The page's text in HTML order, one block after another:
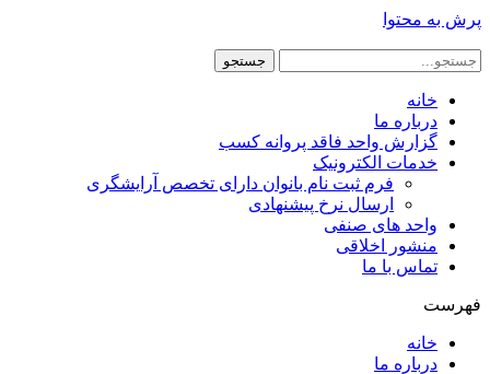
پرش به محتوا
جستجو
خانه
درباره ما
گزارش واحد فاقد پروانه کسب
خدمات الکترونیک
فرم ثبت نام بانوان دارای تخصص آرایشگری
ارسال نرخ پیشنهادی
واحد های صنفی
منشور اخلاقی
تماس با ما
فهرست
خانه
درباره ما